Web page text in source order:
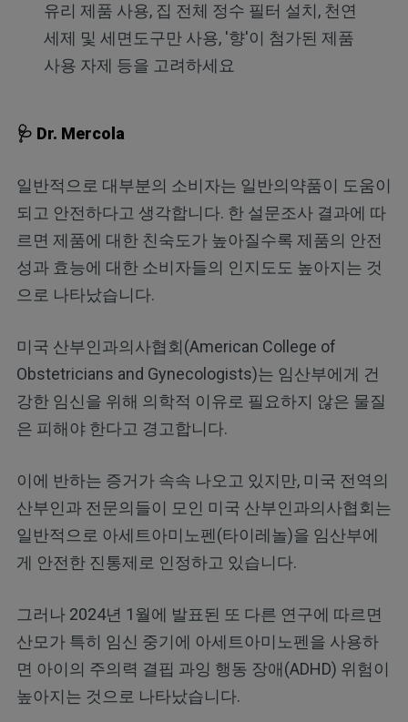
유리 제품 사용, 집 전체 정수 필터 설치, 천연
세제 및 세면도구만 사용, '향'이 첨가된 제품
사용 자제 등을 고려하세요
🩺 Dr. Mercola
일반적으로 대부분의 소비자는 일반의약품이 도움이
되고 안전하다고 생각합니다. 한 설문조사 결과에 따
르면 제품에 대한 친숙도가 높아질수록 제품의 안전
성과 효능에 대한 소비자들의 인지도도 높아지는 것
으로 나타났습니다.
미국 산부인과의사협회(American College of
Obstetricians and Gynecologists)는 임산부에게 건
강한 임신을 위해 의학적 이유로 필요하지 않은 물질
은 피해야 한다고 경고합니다.
이에 반하는 증거가 속속 나오고 있지만, 미국 전역의
산부인과 전문의들이 모인 미국 산부인과의사협회는
일반적으로 아세트아미노펜(타이레놀)을 임산부에
게 안전한 진통제로 인정하고 있습니다.
그러나 2024년 1월에 발표된 또 다른 연구에 따르면
산모가 특히 임신 중기에 아세트아미노펜을 사용하
면 아이의 주의력 결핍 과잉 행동 장애(ADHD) 위험이
높아지는 것으로 나타났습니다.